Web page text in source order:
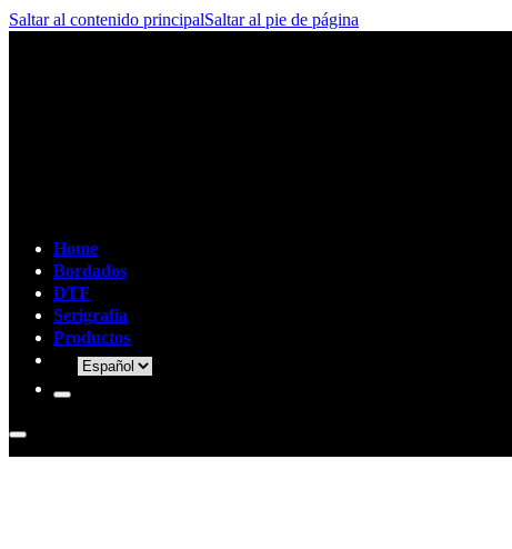
Saltar al contenido principalSaltar al pie de página
Home
Bordados
DTF
Serigrafía
Productos